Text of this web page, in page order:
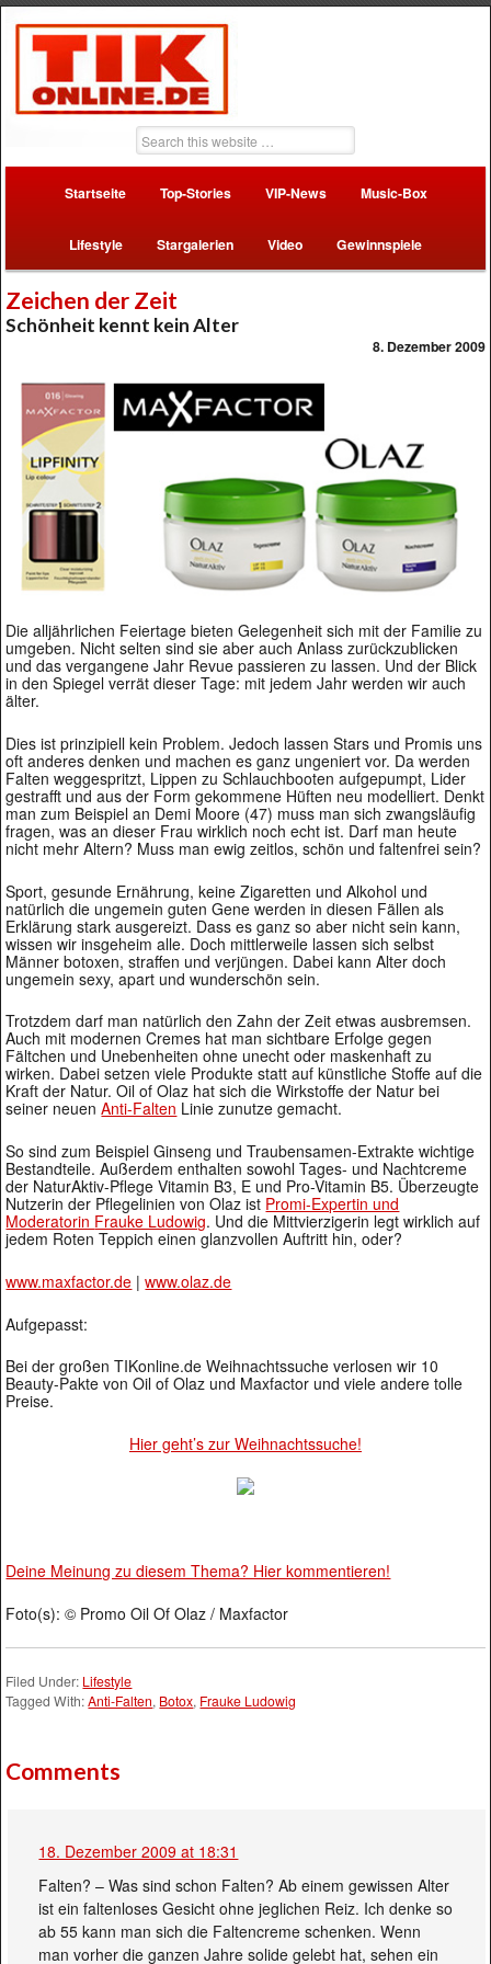
Startseite Top-Stories VIP-News Music-Box
Lifestyle Stargalerien Video Gewinnspiele
Zeichen der Zeit
Schönheit kennt kein Alter
8. Dezember 2009
Die alljährlichen Feiertage bieten Gelegenheit sich mit der Familie zu
umgeben. Nicht selten sind sie aber auch Anlass zurückzublicken
und das vergangene Jahr Revue passieren zu lassen. Und der Blick
in den Spiegel verrät dieser Tage: mit jedem Jahr werden wir auch
älter.
Dies ist prinzipiell kein Problem. Jedoch lassen Stars und Promis uns
oft anderes denken und machen es ganz ungeniert vor. Da werden
Falten weggespritzt, Lippen zu Schlauchbooten aufgepumpt, Lider
gestrafft und aus der Form gekommene Hüften neu modelliert. Denkt
man zum Beispiel an Demi Moore (47) muss man sich zwangsläufig
fragen, was an dieser Frau wirklich noch echt ist. Darf man heute
nicht mehr Altern? Muss man ewig zeitlos, schön und faltenfrei sein?
Sport, gesunde Ernährung, keine Zigaretten und Alkohol und
natürlich die ungemein guten Gene werden in diesen Fällen als
Erklärung stark ausgereizt. Dass es ganz so aber nicht sein kann,
wissen wir insgeheim alle. Doch mittlerweile lassen sich selbst
Männer botoxen, straffen und verjüngen. Dabei kann Alter doch
ungemein sexy, apart und wunderschön sein.
Trotzdem darf man natürlich den Zahn der Zeit etwas ausbremsen.
Auch mit modernen Cremes hat man sichtbare Erfolge gegen
Fältchen und Unebenheiten ohne unecht oder maskenhaft zu
wirken. Dabei setzen viele Produkte statt auf künstliche Stoffe auf die
Kraft der Natur. Oil of Olaz hat sich die Wirkstoffe der Natur bei
seiner neuenAnti-Falten Linie zunutze gemacht.
So sind zum Beispiel Ginseng und Traubensamen-Extrakte wichtige
Bestandteile. Außerdem enthalten sowohl Tages- und Nachtcreme
der NaturAktiv-Pflege Vitamin B3, E und Pro-Vitamin B5. Überzeugte
Nutzerin der Pflegelinien von Olaz ist Promi-Expertin und
Moderatorin Frauke Ludowig. Und die Mittvierzigerin legt wirklich auf
jedem Roten Teppich einen glanzvollen Auftritt hin, oder?
www.maxfactor.de |www.olaz.de
Aufgepasst:
Bei der großen TIKonline.de Weihnachtssuche verlosen wir 10
Beauty-Pakte von Oil of Olaz und Maxfactor und viele andere tolle
Preise.
Hier geht’s zur Weihnachtssuche!
Deine Meinung zu diesem Thema? Hier kommentieren!
Foto(s): © Promo Oil Of Olaz / Maxfactor
Filed Under: Lifestyle
Tagged With:Anti-Falten, Botox, Frauke Ludowig
Comments
18. Dezember 2009 at 18:31
Falten? – Was sind schon Falten? Ab einem gewissen Alter
ist ein faltenloses Gesicht ohne jeglichen Reiz. Ich denke so
ab 55 kann man sich die Faltencreme schenken. Wenn
man vorher die ganzen Jahre solide gelebt hat, sehen ein